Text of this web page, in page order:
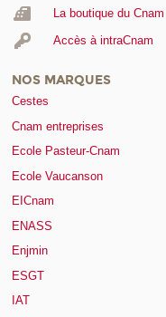
La boutique du Cnam
Accès à intraCnam
NOS MARQUES
Cestes
Cnam entreprises
Ecole Pasteur-Cnam
Ecole Vaucanson
EICnam
ENASS
Enjmin
ESGT
IAT